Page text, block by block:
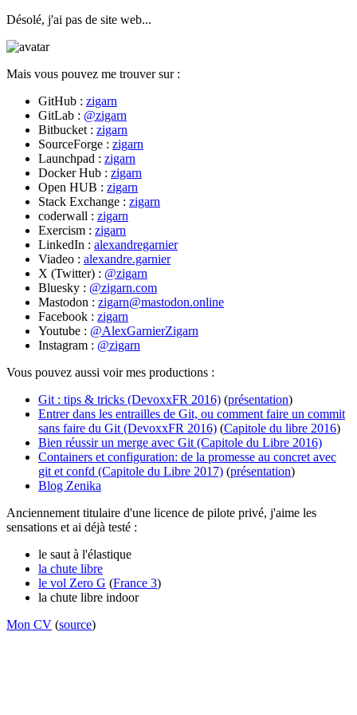
Désolé, j'ai pas de site web...
Mais vous pouvez me trouver sur :
GitHub : zigarn
GitLab : @zigarn
Bitbucket : zigarn
SourceForge : zigarn
Launchpad : zigarn
Docker Hub : zigarn
Open HUB : zigarn
Stack Exchange : zigarn
coderwall : zigarn
Exercism : zigarn
LinkedIn : alexandregarnier
Viadeo : alexandre.garnier
X (Twitter) : @zigarn
Bluesky : @zigarn.com
Mastodon : zigarn@mastodon.online
Facebook : zigarn
Youtube : @AlexGarnierZigarn
Instagram : @zigarn
Vous pouvez aussi voir mes productions :
Git : tips & tricks (DevoxxFR 2016) (présentation)
Entrer dans les entrailles de Git, ou comment faire un commit
sans faire du Git (DevoxxFR 2016) (Capitole du libre 2016)
Bien réussir un merge avec Git (Capitole du Libre 2016)
Containers et configuration: de la promesse au concret avec
git et confd (Capitole du Libre 2017) (présentation)
Blog Zenika
Anciennement titulaire d'une licence de pilote privé, j'aime les
sensations et ai déjà testé :
le saut à l'élastique
la chute libre
le vol Zero G (France 3)
la chute libre indoor
Mon CV (source)